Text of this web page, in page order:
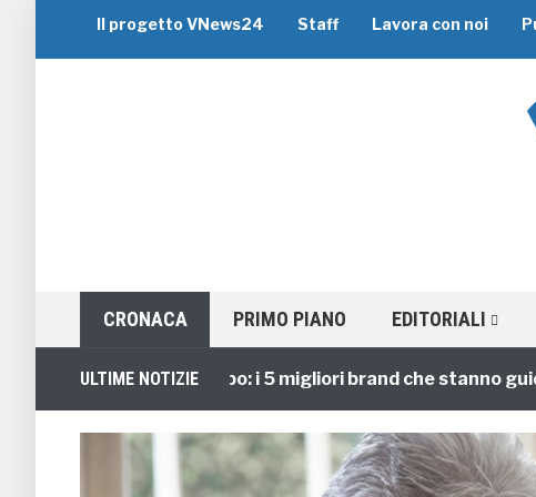
Il progetto VNews24 Staff Lavora con noi
CRONACA PRIMO PIANO EDITORIALI
ULTIME NOTIZIE
Viaggi di Gruppo: i 5 migliori brand che stanno